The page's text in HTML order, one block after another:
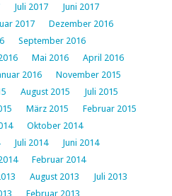
Juli 2017
Juni 2017
2017
Dezember 2016
September 2016
Mai 2016
April 2016
2016
November 2015
August 2015
Juli 2015
März 2015
Februar 2015
Oktober 2014
Juli 2014
Juni 2014
Februar 2014
August 2013
Juli 2013
Februar 2013